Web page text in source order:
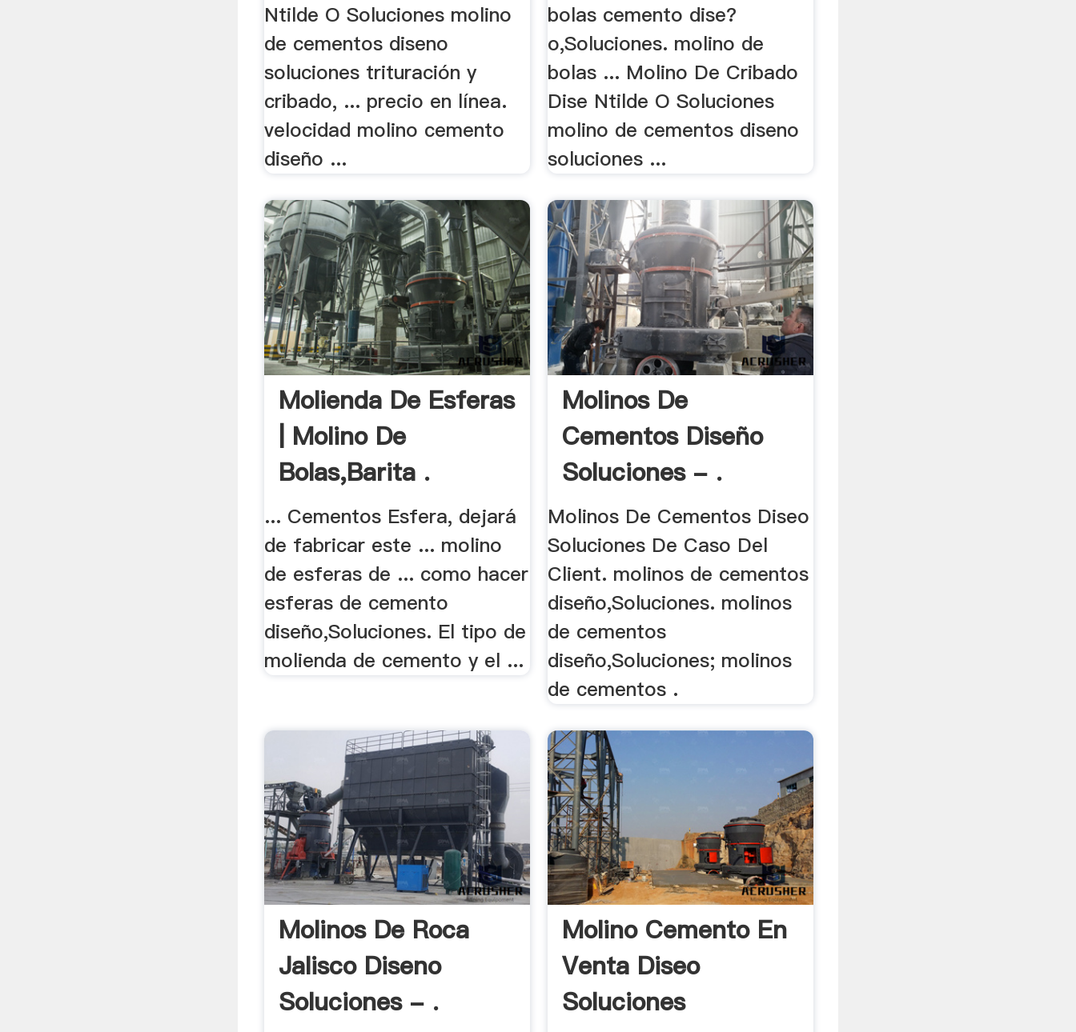
Ntilde O Soluciones molino
de cementos diseno
soluciones trituración y
cribado, ... precio en línea.
velocidad molino cemento
diseño ...
bolas cemento dise?
o,Soluciones. molino de
bolas ... Molino De Cribado
Dise Ntilde O Soluciones
molino de cementos diseno
soluciones ...
Molienda De Esferas
| Molino De
Bolas,Barita .
... Cementos Esfera, dejará
de fabricar este ... molino
de esferas de ... como hacer
esferas de cemento
diseño,Soluciones. El tipo de
molienda de cemento y el ...
Molinos De
Cementos Diseño
Soluciones - .
Molinos De Cementos Diseo
Soluciones De Caso Del
Client. molinos de cementos
diseño,Soluciones. molinos
de cementos
diseño,Soluciones; molinos
de cementos .
Molinos De Roca
Jalisco Diseno
Soluciones - .
Molino Cemento En
Venta Diseo
Soluciones